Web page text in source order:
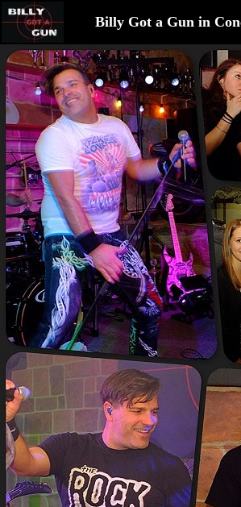
Billy Got a Gun in